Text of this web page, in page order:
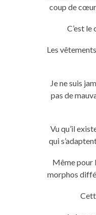
coup de
C’est le
Les
Je ne suis
pas de
Vu qu’il
qui
Même pour
morphos